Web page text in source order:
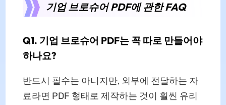
기업 브로슈어 PDF에 관한 FAQ
Q1. 기업 브로슈어 PDF는 꼭 따로 만들어야
하나요?
반드시 필수는 아니지만, 외부에 전달하는 자
료라면 PDF 형태로 제작하는 것이 훨씬 유리